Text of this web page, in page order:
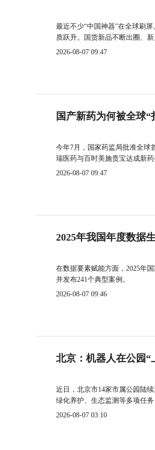
最近不少“中国神器”在全球刷
质跃升。国货新品不断出圈、
2026-08-07 09:47
国产新药为何被全球“
今年7月，国家药监局批准全球
瑞医药与百时美施贵宝达成新
2026-08-07 09:47
2025年我国年度数据
在数据要素赋能方面，2025年
并发布241个典型案例。
2026-08-07 09:46
北京：机器人在公园“
近日，北京市14家市属公园陆
绿化养护、生态监测等多项任
2026-08-07 03:10